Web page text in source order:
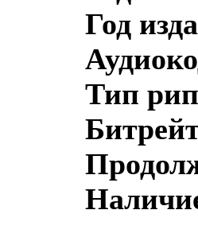
Год
Тип